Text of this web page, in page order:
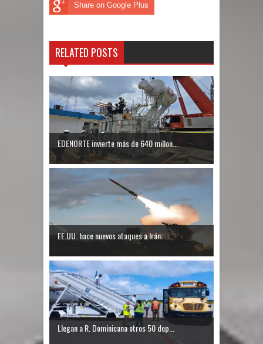
Share on Google Plus
RELATED POSTS
EDENORTE invierte más de 640 millon...
EE.UU. hace nuevos ataques a Irán; ...
Llegan a R. Dominicana otros 50 dep...